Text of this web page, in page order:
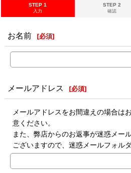
STEP 1
入力
STEP 2
確認
お名前 [必須]
メールアドレス [必須]
メールアドレスをお間違えの場合は
意ください。
また、弊店からのお返事が迷惑メー
ございますので、迷惑メールフォル